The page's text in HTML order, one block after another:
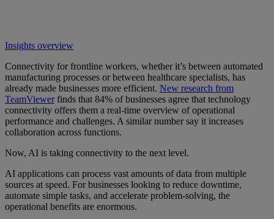
Insights overview
Connectivity for frontline workers, whether it’s between automated
manufacturing processes or between healthcare specialists, has
already made businesses more efficient. New research from
TeamViewerfinds that 84% of businesses agree that technology
connectivity offers them a real-time overview of operational
performance and challenges. A similar number say it increases
collaboration across functions.
Now, AI is taking connectivity to the next level.
AI applications can process vast amounts of data from multiple
sources at speed. For businesses looking to reduce downtime,
automate simple tasks, and accelerate problem-solving, the
operational benefits are enormous.